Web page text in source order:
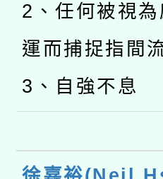
2、任何被視
運而捕捉指間
3、自強不息